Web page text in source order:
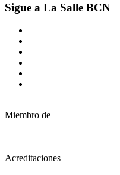
Sigue a La Salle BCN
Miembro de
Acreditaciones